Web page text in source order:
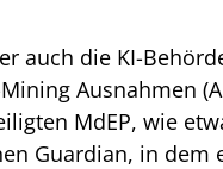
auch die KI-
Ausnahmen
MdEP, wie
Guardian, in dem